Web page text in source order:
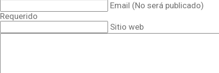
Email (No será publicado)
Requerido
Sitio web